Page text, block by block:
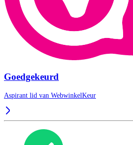
Goedgekeurd
Aspirant lid van WebwinkelKeur